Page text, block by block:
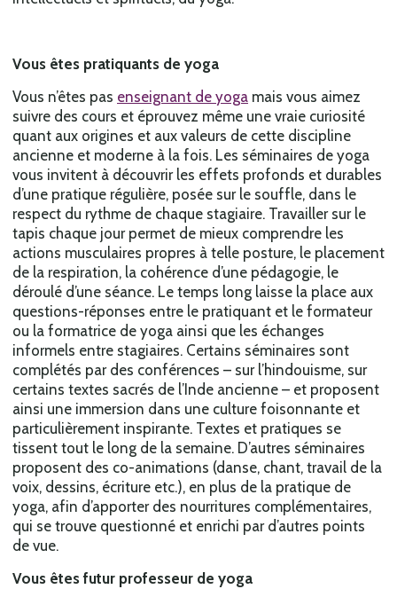
Vous êtes pratiquants de yoga
Vous n’êtes pas enseignant de yoga mais vous aimez
suivre des cours et éprouvez même une vraie curiosité
quant aux origines et aux valeurs de cette discipline
ancienne et moderne à la fois. Les séminaires de yoga
vous invitent à découvrir les effets profonds et durables
d’une pratique régulière, posée sur le souffle, dans le
respect du rythme de chaque stagiaire. Travailler sur le
tapis chaque jour permet de mieux comprendre les
actions musculaires propres à telle posture, le placement
de la respiration, la cohérence d’une pédagogie, le
déroulé d’une séance. Le temps long laisse la place aux
questions-réponses entre le pratiquant et le formateur
ou la formatrice de yoga ainsi que les échanges
informels entre stagiaires. Certains séminaires sont
complétés par des conférences – sur l’hindouisme, sur
certains textes sacrés de l’Inde ancienne – et proposent
ainsi une immersion dans une culture foisonnante et
particulièrement inspirante. Textes et pratiques se
tissent tout le long de la semaine. D’autres séminaires
proposent des co-animations (danse, chant, travail de la
voix, dessins, écriture etc.), en plus de la pratique de
yoga, afin d’apporter des nourritures complémentaires,
qui se trouve questionné et enrichi par d’autres points
de vue.
Vous êtes futur professeur de yoga